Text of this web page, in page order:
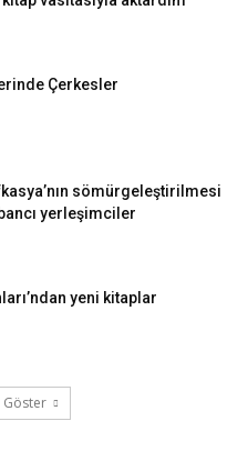
Çerkesler
sömürgeleştirilmesi
yerleşimciler
yeni kitaplar
Göster